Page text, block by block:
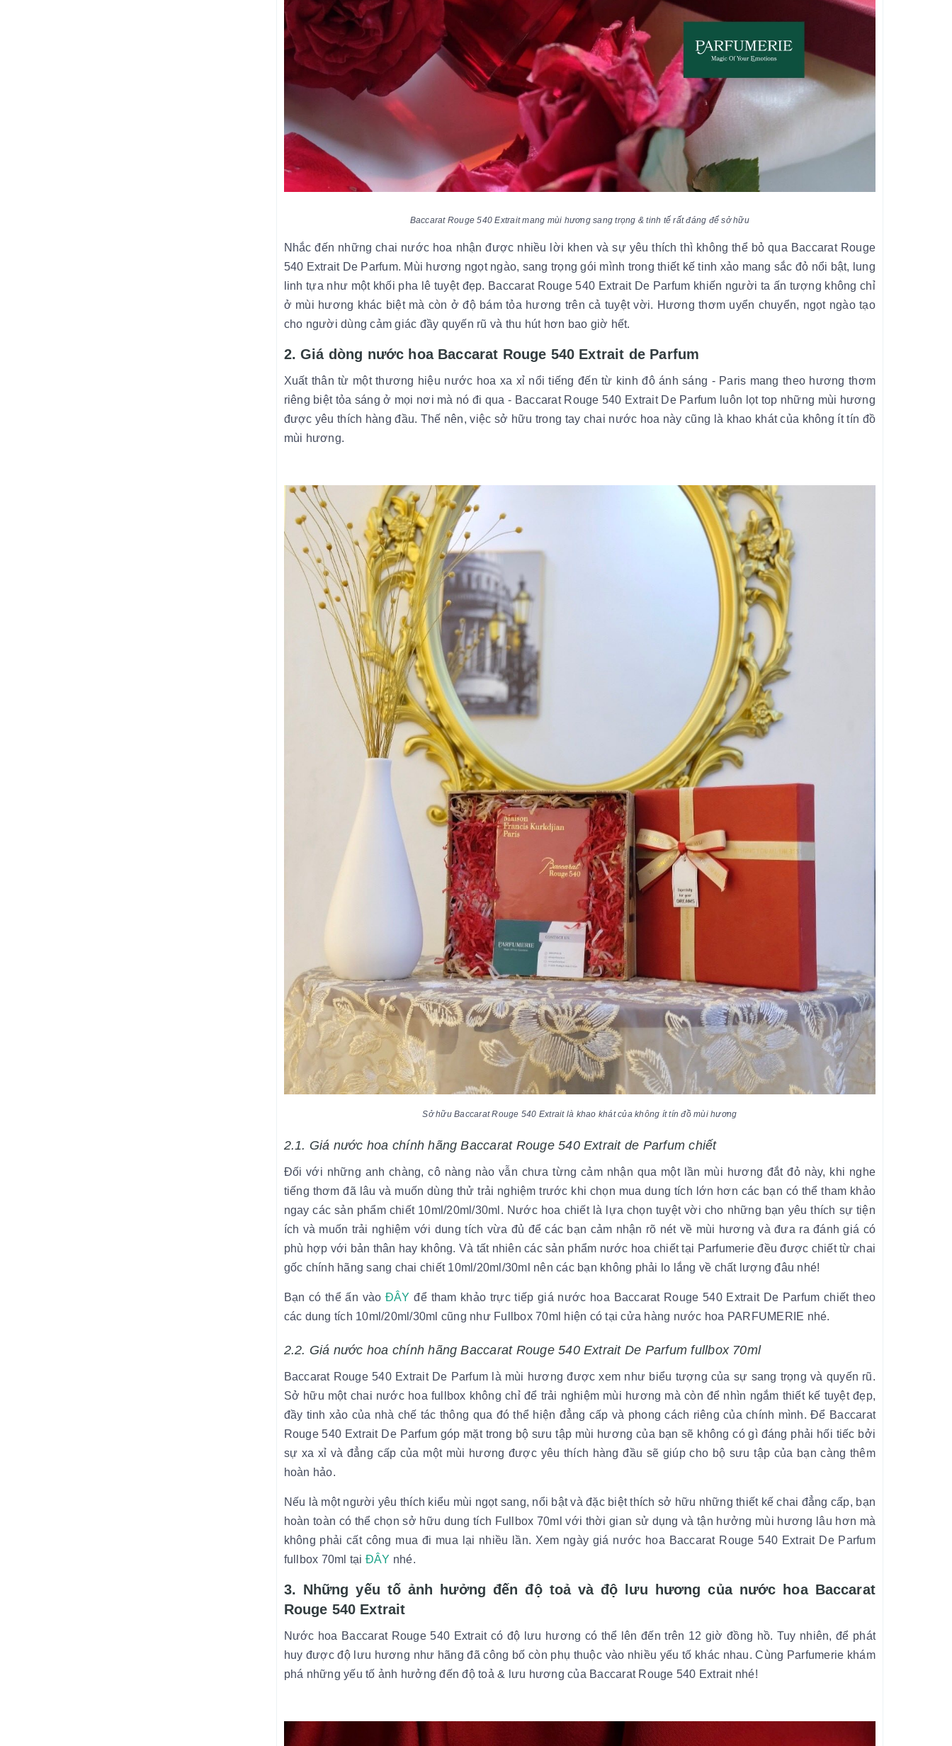
Baccarat Rouge 540 Extrait mang mùi hương sang trọng & tinh tế rất đáng để sở hữu
Nhắc đến những chai nước hoa nhận được nhiều lời khen và sự yêu thích thì không thể bỏ qua Baccarat Rouge
540 Extrait De Parfum. Mùi hương ngọt ngào, sang trọng gói mình trong thiết kế tinh xảo mang sắc đỏ nổi bật, lung
linh tựa như một khối pha lê tuyệt đẹp. Baccarat Rouge 540 Extrait De Parfum khiến người ta ấn tượng không chỉ
ở mùi hương khác biệt mà còn ở độ bám tỏa hương trên cả tuyệt vời. Hương thơm uyển chuyển, ngọt ngào tạo
cho người dùng cảm giác đầy quyến rũ và thu hút hơn bao giờ hết.
2. Giá dòng nước hoa Baccarat Rouge 540 Extrait de Parfum
Xuất thân từ một thương hiệu nước hoa xa xỉ nổi tiếng đến từ kinh đô ánh sáng - Paris mang theo hương thơm
riêng biệt tỏa sáng ở mọi nơi mà nó đi qua - Baccarat Rouge 540 Extrait De Parfum luôn lọt top những mùi hương
được yêu thích hàng đầu. Thế nên, việc sở hữu trong tay chai nước hoa này cũng là khao khát của không ít tín đồ
mùi hương.
Sở hữu Baccarat Rouge 540 Extrait là khao khát của không ít tín đồ mùi hương
2.1. Giá nước hoa chính hãng Baccarat Rouge 540 Extrait de Parfum chiết
Đối với những anh chàng, cô nàng nào vẫn chưa từng cảm nhận qua một lần mùi hương đắt đỏ này, khi nghe
tiếng thơm đã lâu và muốn dùng thử trải nghiệm trước khi chọn mua dung tích lớn hơn các bạn có thể tham khảo
ngay các sản phẩm chiết 10ml/20ml/30ml. Nước hoa chiết là lựa chọn tuyệt vời cho những bạn yêu thích sự tiện
ích và muốn trải nghiệm với dung tích vừa đủ để các bạn cảm nhận rõ nét về mùi hương và đưa ra đánh giá có
phù hợp với bản thân hay không. Và tất nhiên các sản phẩm nước hoa chiết tại Parfumerie đều được chiết từ chai
gốc chính hãng sang chai chiết 10ml/20ml/30ml nên các bạn không phải lo lắng về chất lượng đâu nhé!
Bạn có thể ấn vào ĐÂY để tham khảo trực tiếp giá nước hoa Baccarat Rouge 540 Extrait De Parfum chiết theo
các dung tích 10ml/20ml/30ml cũng như Fullbox 70ml hiện có tại cửa hàng nước hoa PARFUMERIE nhé.
2.2. Giá nước hoa chính hãng Baccarat Rouge 540 Extrait De Parfum fullbox 70ml
Baccarat Rouge 540 Extrait De Parfum là mùi hương được xem như biểu tượng của sự sang trọng và quyến rũ.
Sở hữu một chai nước hoa fullbox không chỉ để trải nghiệm mùi hương mà còn để nhìn ngắm thiết kế tuyệt đẹp,
đầy tinh xảo của nhà chế tác thông qua đó thể hiện đẳng cấp và phong cách riêng của chính mình. Để Baccarat
Rouge 540 Extrait De Parfum góp mặt trong bộ sưu tập mùi hương của bạn sẽ không có gì đáng phải hối tiếc bởi
sự xa xỉ và đẳng cấp của một mùi hương được yêu thích hàng đầu sẽ giúp cho bộ sưu tập của bạn càng thêm
hoàn hảo.
Nếu là một người yêu thích kiểu mùi ngọt sang, nổi bật và đặc biệt thích sở hữu những thiết kế chai đẳng cấp, bạn
hoàn toàn có thể chọn sở hữu dung tích Fullbox 70ml với thời gian sử dụng và tận hưởng mùi hương lâu hơn mà
không phải cất công mua đi mua lại nhiều lần. Xem ngày giá nước hoa Baccarat Rouge 540 Extrait De Parfum
fullbox 70ml tại ĐÂY nhé.
3. Những yếu tố ảnh hưởng đến độ toả và độ lưu hương của nước hoa Baccarat
Rouge 540 Extrait
Nước hoa Baccarat Rouge 540 Extrait có độ lưu hương có thể lên đến trên 12 giờ đồng hồ. Tuy nhiên, để phát
huy được độ lưu hương như hãng đã công bố còn phụ thuộc vào nhiều yếu tố khác nhau. Cùng Parfumerie khám
phá những yếu tố ảnh hưởng đến độ toả & lưu hương của Baccarat Rouge 540 Extrait nhé!